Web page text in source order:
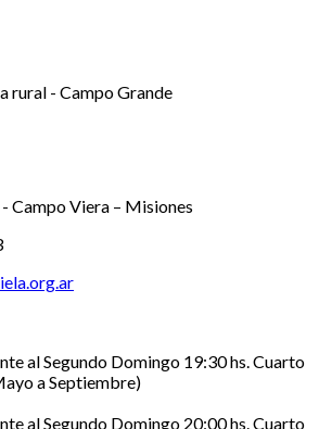
rural - Campo Grande
Campo Viera – Misiones
al Segundo Domingo 19:30 hs. Cuarto
a Septiembre)
al Segundo Domingo 20:00 hs. Cuarto